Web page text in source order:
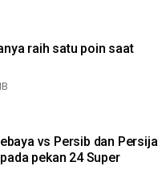
raih satu poin saat
vs Persib dan Persija
pekan 24 Super